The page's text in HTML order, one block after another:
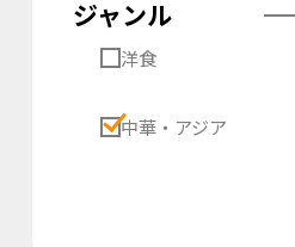
ジャンル
洋食
中華・アジア